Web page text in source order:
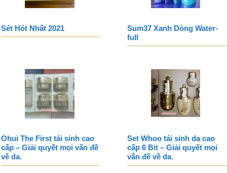
Sét Hót Nhất 2021
Sum37 Xanh Dòng Water-
full
Ohui The First tái sinh cao
cấp – Giải quyết mọi vấn đề
về da.
Set Whoo tái sinh da cao
cấp 6 Bit – Giải quyết mọi
vấn đề về da.